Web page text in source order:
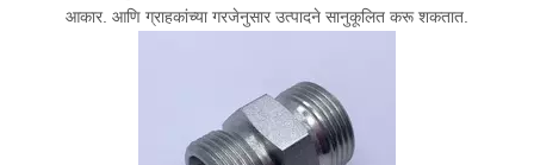
आकार. आणि ग्राहकांच्या गरजेनुसार उत्पादने सानुकूलित करू शकतात.